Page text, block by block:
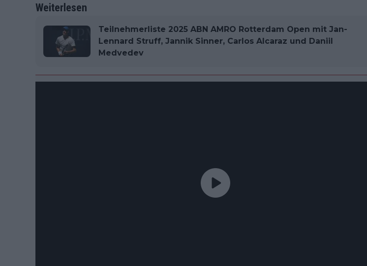
Weiterlesen
Teilnehmerliste 2025 ABN AMRO Rotterdam Open mit Jan-
Lennard Struff, Jannik Sinner, Carlos Alcaraz und Daniil
Medvedev